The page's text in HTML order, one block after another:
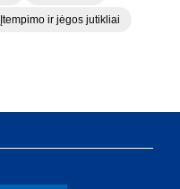
Įtempimo ir jėgos jutikliai